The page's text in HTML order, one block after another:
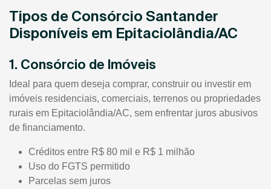
Tipos de Consórcio Santander
Disponíveis em Epitaciolândia/AC
1. Consórcio de Imóveis
Ideal para quem deseja comprar, construir ou investir em
imóveis residenciais, comerciais, terrenos ou propriedades
rurais em Epitaciolândia/AC, sem enfrentar juros abusivos
de financiamento.
Créditos entre R$ 80 mil e R$ 1 milhão
Uso do FGTS permitido
Parcelas sem juros